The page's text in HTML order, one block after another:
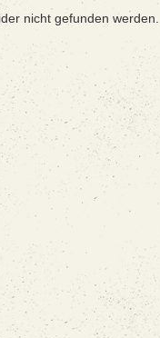
nicht gefunden werden...